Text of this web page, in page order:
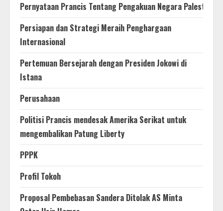
Pernyataan Prancis Tentang Pengakuan Negara Palestina
Persiapan dan Strategi Meraih Penghargaan
Internasional
Pertemuan Bersejarah dengan Presiden Jokowi di
Istana
Perusahaan
Politisi Prancis mendesak Amerika Serikat untuk
mengembalikan Patung Liberty
PPPK
Profil Tokoh
Proposal Pembebasan Sandera Ditolak AS Minta